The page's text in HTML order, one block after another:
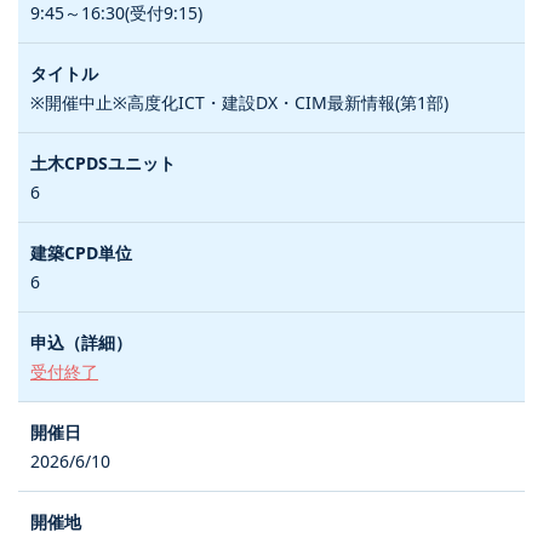
9:45～16:30(受付9:15)
※開催中止※高度化ICT・建設DX・CIM最新情報(第1部)
6
6
受付終了
2026/6/10